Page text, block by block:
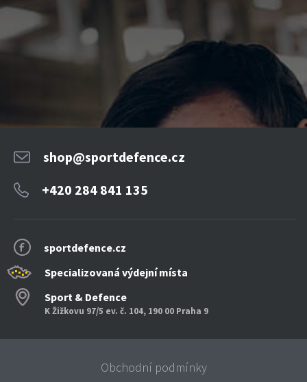
sportdefence.cz
Specializovaná výdejní místa
Sport & Defence
K Žižkovu 97/5 ev. č. 104, 190 00 Praha 9
shop@sportdefence.cz
+420 284 841 135
Obchodní podmínky